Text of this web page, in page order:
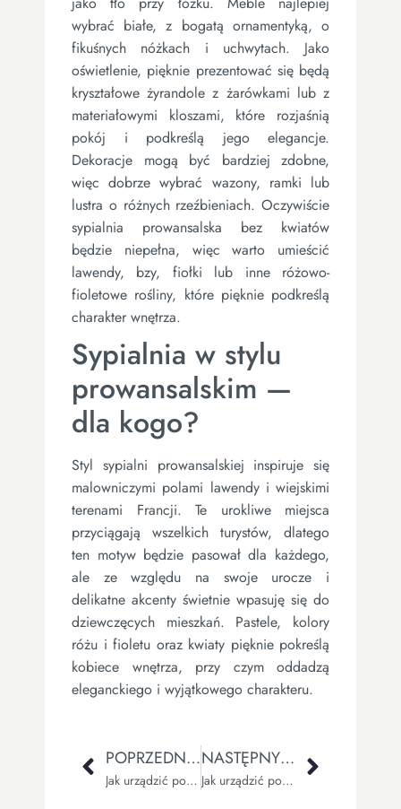
wybrać białe, z bogatą ornamentyką, o
fikuśnych nóżkach i uchwytach. Jako
oświetlenie, pięknie prezentować się będą
kryształowe żyrandole z żarówkami lub z
materiałowymi kloszami, które rozjaśnią
pokój i podkreślą jego elegancje.
Dekoracje mogą być bardziej zdobne,
więc dobrze wybrać wazony, ramki lub
lustra o różnych rzeźbieniach. Oczywiście
sypialnia prowansalska bez kwiatów
będzie niepełna, więc warto umieścić
lawendy, bzy, fiołki lub inne różowo-
fioletowe rośliny, które pięknie podkreślą
charakter wnętrza.
Sypialnia w stylu
prowansalskim —
dla kogo?
Styl sypialni prowansalskiej inspiruje się
malowniczymi polami lawendy i wiejskimi
terenami Francji. Te urokliwe miejsca
przyciągają wszelkich turystów, dlatego
ten motyw będzie pasował dla każdego,
ale ze względu na swoje urocze i
delikatne akcenty świetnie wpasuję się do
dziewczęcych mieszkań. Pastele, kolory
różu i fioletu oraz kwiaty pięknie pokreślą
kobiece wnętrza, przy czym oddadzą
eleganckiego i wyjątkowego charakteru.
POPRZEDNI WPIS
Jak urządzić pokój przechodni dla dziecka?
NASTĘPNY WPIS
Jak urządzić pokój dla rodziców i dziecka?